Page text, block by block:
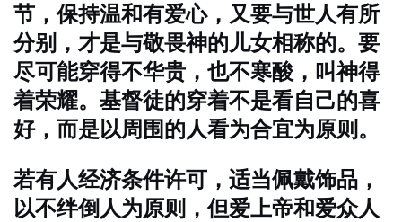
节，保持温和有爱心，又要与世人有所
分别，才是与敬畏神的儿女相称的。要
尽可能穿得不华贵，也不寒酸，叫神得
着荣耀。基督徒的穿着不是看自己的喜
好，而是以周围的人看为合宜为原则。
若有人经济条件许可，适当佩戴饰品，
以不绊倒人为原则，但爱上帝和爱众人